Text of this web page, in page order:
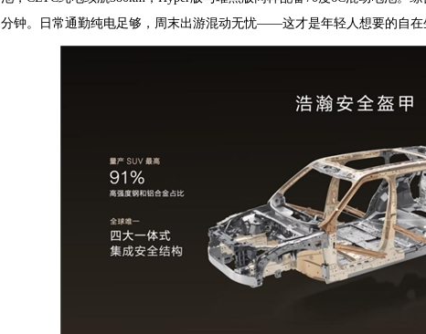
分钟。日常通勤纯电足够，周末出游混动无忧——这才是年轻人想要的自在